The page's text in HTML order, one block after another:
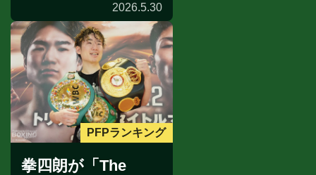
2026.5.30
PFPランキング
拳四朗が「The